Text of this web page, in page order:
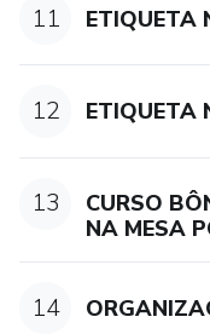
11 ETIQUETA
12 ETIQUETA
13
CURSO
NA MESA
14